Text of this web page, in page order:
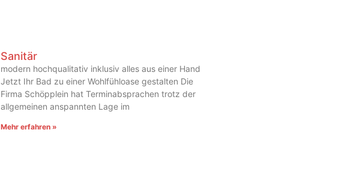
Sanitär
modern hochqualitativ inklusiv alles aus einer Hand
Jetzt Ihr Bad zu einer Wohlfühloase gestalten Die
Firma Schöpplein hat Terminabsprachen trotz der
allgemeinen anspannten Lage im
Mehr erfahren »